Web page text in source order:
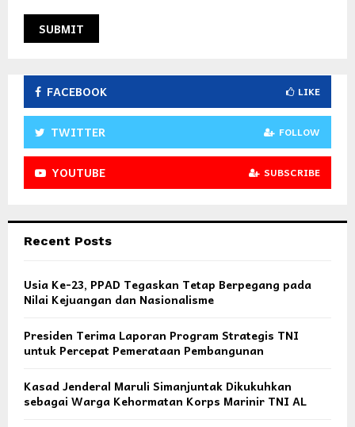
FACEBOOK LIKE
TWITTER FOLLOW
YOUTUBE SUBSCRIBE
Recent Posts
Usia Ke-23, PPAD Tegaskan Tetap Berpegang pada
Nilai Kejuangan dan Nasionalisme
Presiden Terima Laporan Program Strategis TNI
untuk Percepat Pemerataan Pembangunan
Kasad Jenderal Maruli Simanjuntak Dikukuhkan
sebagai Warga Kehormatan Korps Marinir TNI AL